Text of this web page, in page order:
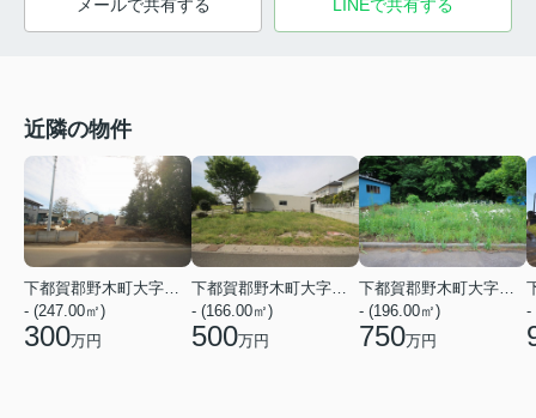
メールで共有する LINEで共有する
近隣の物件
- (247.00㎡)
300万円
- (166.00㎡)
500万円
- (196.00㎡)
750万円
-